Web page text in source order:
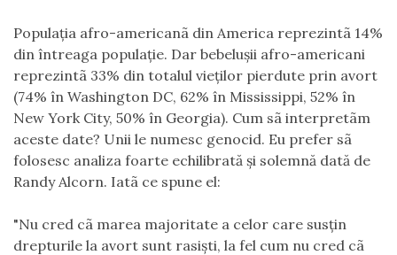
Populaţia afro-americanã din America reprezintã 14%
din întreaga populaţie. Dar bebeluşii afro-americani
reprezintã 33% din totalul vieţilor pierdute prin avort
(74% în Washington DC, 62% în Mississippi, 52% în
New York City, 50% în Georgia). Cum sã interpretãm
aceste date? Unii le numesc genocid. Eu prefer sã
folosesc analiza foarte echilibrată şi solemnă dată de
Randy Alcorn. Iatã ce spune el:
"Nu cred cã marea majoritate a celor care susţin
drepturile la avort sunt rasişti, la fel cum nu cred cã